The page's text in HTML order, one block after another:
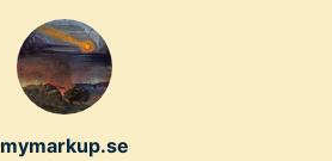
mymarkup.se